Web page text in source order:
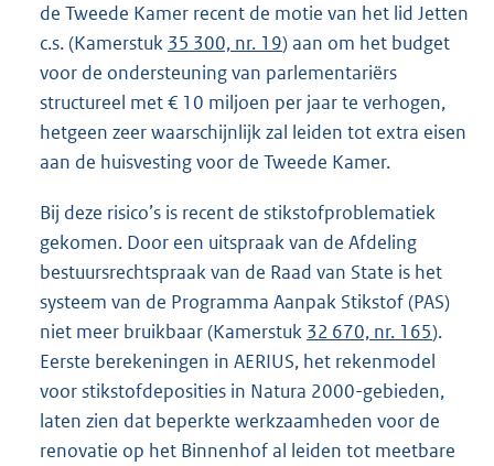
de Tweede Kamer recent de motie van het lid Jetten
c.s. (Kamerstuk 35 300, nr. 19) aan om het budget
voor de ondersteuning van parlementariërs
structureel met € 10 miljoen per jaar te verhogen,
hetgeen zeer waarschijnlijk zal leiden tot extra eisen
aan de huisvesting voor de Tweede Kamer.
Bij deze risico’s is recent de stikstofproblematiek
gekomen. Door een uitspraak van de Afdeling
bestuursrechtspraak van de Raad van State is het
systeem van de Programma Aanpak Stikstof (PAS)
niet meer bruikbaar (Kamerstuk 32 670, nr. 165).
Eerste berekeningen in AERIUS, het rekenmodel
voor stikstofdeposities in Natura 2000-gebieden,
laten zien dat beperkte werkzaamheden voor de
renovatie op het Binnenhof al leiden tot meetbare